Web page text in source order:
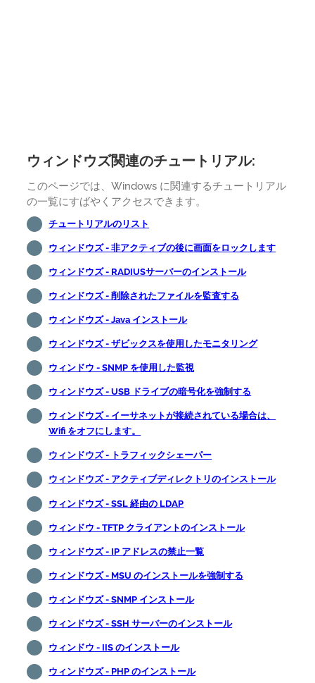
ウィンドウズ関連のチュートリアル:
このページでは、Windows に関連するチュートリアル
の一覧にすばやくアクセスできます。
チュートリアルのリスト
ウィンドウズ - 非アクティブの後に画面をロックします
ウィンドウズ - RADIUSサーバーのインストール
ウィンドウズ - 削除されたファイルを監査する
ウィンドウズ - Java インストール
ウィンドウズ - ザビックスを使用したモニタリング
ウィンドウ - SNMP を使用した監視
ウィンドウズ - USB ドライブの暗号化を強制する
ウィンドウズ - イーサネットが接続されている場合は、
Wifi をオフにします。
ウィンドウズ - トラフィックシェーパー
ウィンドウズ - アクティブディレクトリのインストール
ウィンドウズ - SSL 経由の LDAP
ウィンドウ - TFTP クライアントのインストール
ウィンドウズ - IP アドレスの禁止一覧
ウィンドウズ - MSU のインストールを強制する
ウィンドウズ - SNMP インストール
ウィンドウズ - SSH サーバーのインストール
ウィンドウ - IIS のインストール
ウィンドウズ - PHP のインストール